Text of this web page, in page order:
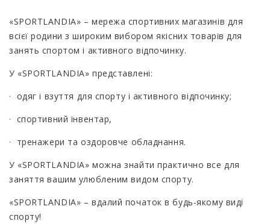
«SPORTLANDIA» – мережа спортивних магазинів для
всієї родини з широким вибором якісних товарів для
занять спортом і активного відпочинку.
У «SPORTLANDIA» представлені:
· одяг і взуття для спорту і активного відпочинку;
· спортивний інвентар,
· тренажери та оздоровче обладнання.
У «SPORTLANDIA» можна знайти практично все для
заняття вашим улюбленим видом спорту.
«SPORTLANDIA» – вдалий початок в будь-якому виді
спорту!